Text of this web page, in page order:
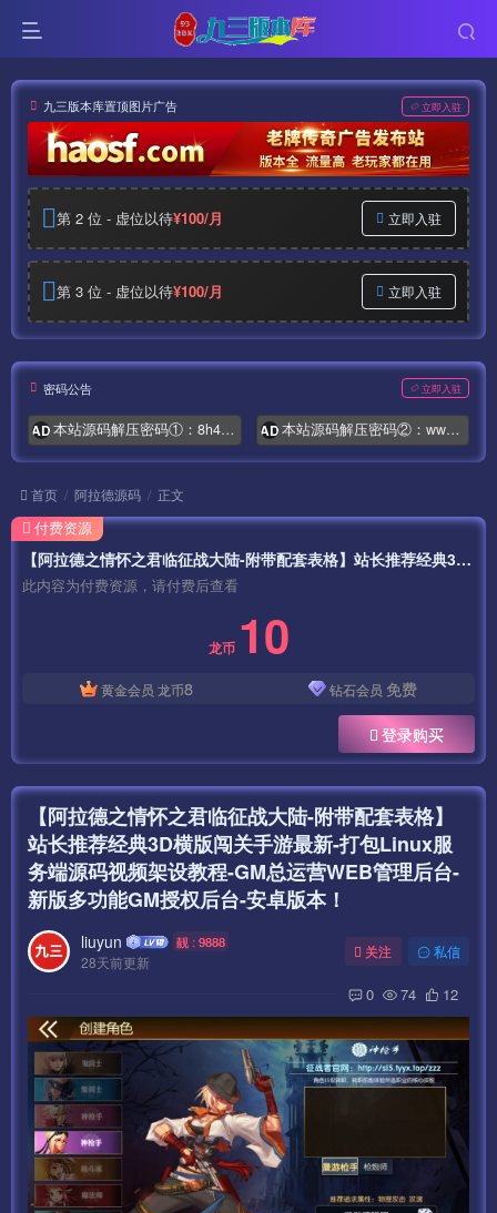
九三版本库置顶图片广告 立即入驻
第 2 位 - 虚位以待¥100/月 立即入驻
第 3 位 - 虚位以待¥100/月 立即入驻
密码公告 立即入驻
AD 本站源码解压密码①：8h4.com AD 本站源码解压密码②：www.syymw.com
首页 阿拉德源码 正文
【阿拉德之情怀之君临征战大陆-附带配套表格】站长推荐经典3D横版闯关手游最新-打包Linux服务端源码视频架设教程-GM总运营WEB管理后台-新版多功能GM授权后台-安卓版本！
此内容为付费资源，请付费后查看
龙币 10
黄金会员 龙币8 钻石会员 免费
登录购买
付费资源
【阿拉德之情怀之君临征战大陆-附带配套表格】
站长推荐经典3D横版闯关手游最新-打包Linux服
务端源码视频架设教程-GM总运营WEB管理后台-
新版多功能GM授权后台-安卓版本！
liuyun 靓 : 9888
28天前更新
关注 私信
0 74 12